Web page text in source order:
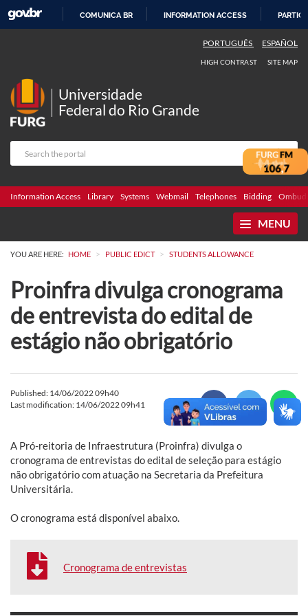
COMUNICA BR INFORMATION ACCESS
PORTUGUÊS ESPAÑOL
HIGH CONTRAST SITE MAP
Universidade
Federal do Rio Grande
Information Access Library Systems Webmail Telephones Bidding
MENU
YOU ARE HERE: HOME > PUBLIC EDICT > STUDENTS ALLOWANCE
Proinfra divulga cronograma
de entrevista do edital de
estágio não obrigatório
Published: 14/06/2022 09h40
Last modification: 14/06/2022 09h41
A Pró-reitoria de Infraestrutura (Proinfra) divulga o
cronograma de entrevistas do edital de seleção para estágio
não obrigatório com atuação na Secretaria da Prefeitura
Universitária.
O cronograma está disponível abaixo.
Cronograma de entrevistas